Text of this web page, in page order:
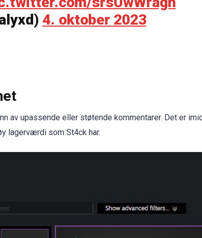
4. oktober 2023
av upassende eller støtende kommentarer. Det er
lagerværdi som St4ck har.